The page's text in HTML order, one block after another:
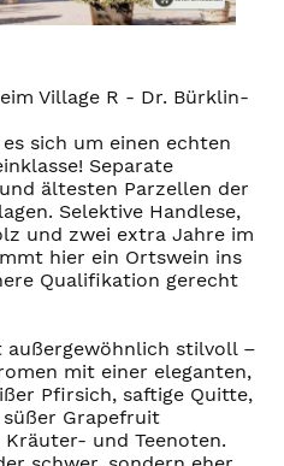
Village R - Dr. Bürklin-
sich um einen echten
Separate
ältesten Parzellen der
Selektive Handlese,
und zwei extra Jahre im
hier ein Ortswein ins
Qualifikation gerecht
außergewöhnlich stilvoll –
mit einer eleganten,
Pfirsich, saftige Quitte,
Grapefruit
und Teenoten.